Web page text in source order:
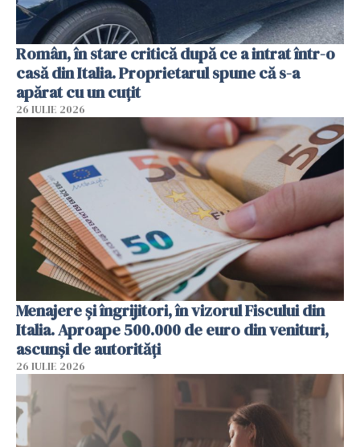
Român, în stare critică după ce a intrat într-o
casă din Italia. Proprietarul spune că s-a
apărat cu un cuțit
26 IULIE 2026
Menajere și îngrijitori, în vizorul Fiscului din
Italia. Aproape 500.000 de euro din venituri,
ascunși de autorități
26 IULIE 2026